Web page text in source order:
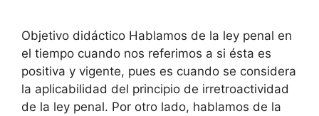
Objetivo didáctico Hablamos de la ley penal en
el tiempo cuando nos referimos a si ésta es
positiva y vigente, pues es cuando se considera
la aplicabilidad del principio de irretroactividad
de la ley penal. Por otro lado, hablamos de la